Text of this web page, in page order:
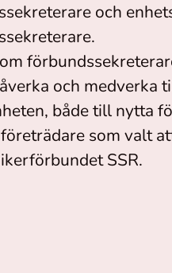
och
och medverka
både till nytta
som valt
SSR.